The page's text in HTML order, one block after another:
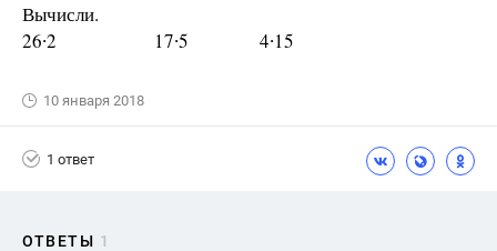
Вычисли.
26∙2 17∙5 4∙15
10 января 2018
1 ответ
ОТВЕТЫ 1